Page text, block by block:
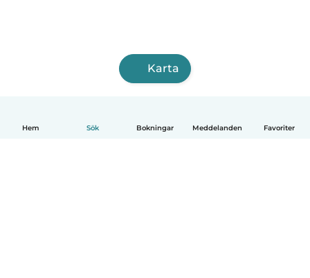
Hem Sök Bokningar Meddelanden Favoriter
Karta